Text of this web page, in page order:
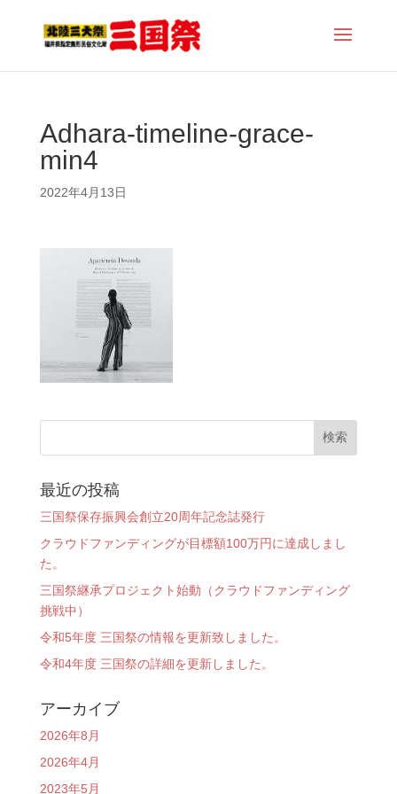
Adhara-timeline-grace-
min4
2022年4月13日
最近の投稿
三国祭保存振興会創立20周年記念誌発行
クラウドファンディングが目標額100万円に達成しまし
た。
三国祭継承プロジェクト始動（クラウドファンディング
挑戦中）
令和5年度 三国祭の情報を更新致しました。
令和4年度 三国祭の詳細を更新しました。
アーカイブ
2026年8月
2026年4月
2023年5月